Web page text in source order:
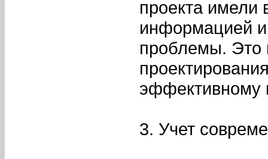
проекта имели
информацией
проблемы. Это
эффективному
3. Учет